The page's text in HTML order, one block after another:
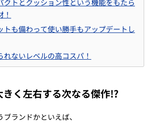
クトとクッション性という機能をもたら
トも備わって使い勝手もアップデートし
れないレベルの高コスパ！
きく左右する次なる傑作!?
ランドかといえば、